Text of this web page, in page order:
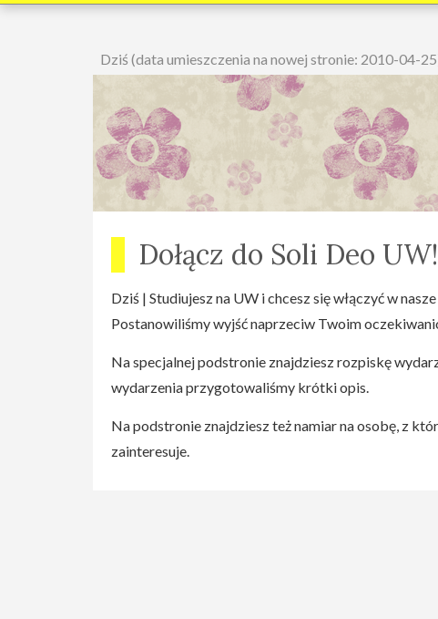
Dziś (data umieszczenia na nowej stronie: 2010-04-
Dołącz do Soli Deo UW!
Dziś | Studiujesz na UW i chcesz się włączyć w
Postanowiliśmy wyjść naprzeciw Twoim
Na specjalnej podstronie znajdziesz rozpiskę
wydarzenia przygotowaliśmy krótki opis.
Na podstronie znajdziesz też namiar na osobę, z
zainteresuje.